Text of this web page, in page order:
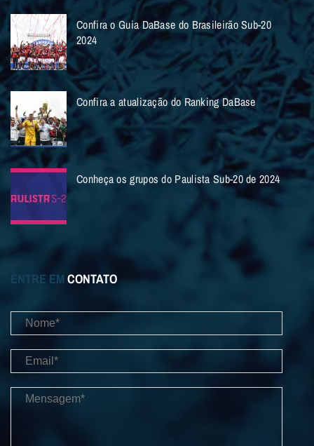
Confira o Guia DaBase do Brasileirão Sub-20
2024
Confira a atualização do Ranking DaBase
Conheça os grupos do Paulista Sub-20 de 2024
ENTRE EM CONTATO